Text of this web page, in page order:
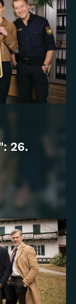
26.